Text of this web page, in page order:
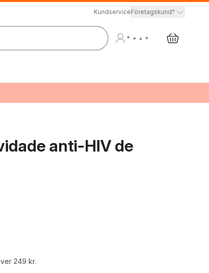
KundserviceFöretagskund?
anti-HIV de
249 kr.